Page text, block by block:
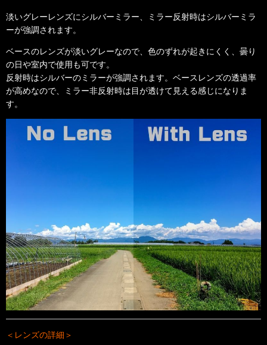
淡いグレーレンズにシルバーミラー、ミラー反射時はシルバーミラ
ーが強調されます。
ベースのレンズが淡いグレーなので、色のずれが起きにくく、曇り
の日や室内で使用も可です。
反射時はシルバーのミラーが強調されます。ベースレンズの透過率
が高めなので、ミラー非反射時は目が透けて見える感じになりま
す。
＜レンズの詳細＞